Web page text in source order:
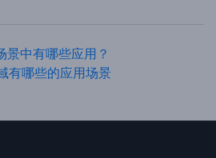
景中有哪些应用？
有哪些的应用场景